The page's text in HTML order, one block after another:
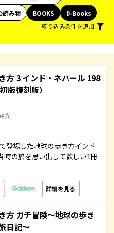
読み物 BOOKS
D-Books
絞り込み条件を追加
方 3 インド・ネパール 198
版復刻版）
売
登場した地球の歩き方インド
の旅を思い出して欲しい1冊
詳細を見る
方 ガチ冒険～地球の歩き
日記～